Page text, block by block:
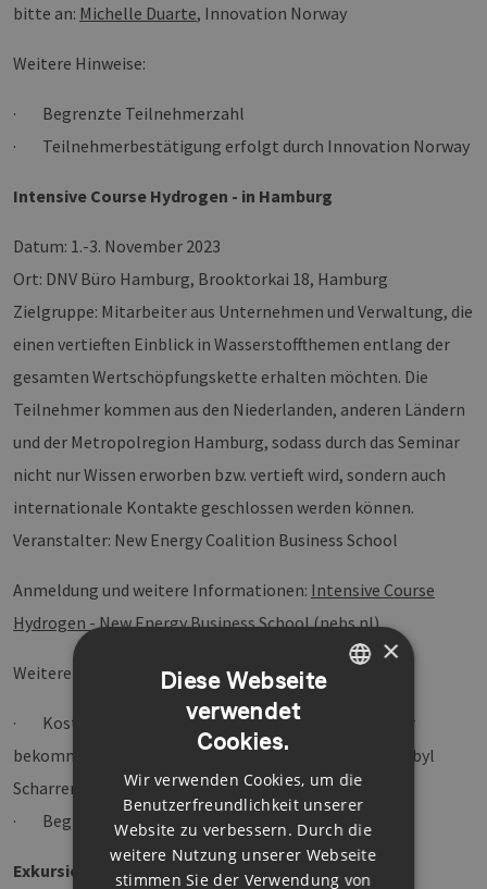
bitte an: Michelle Duarte, Innovation Norway
Weitere Hinweise:
· Begrenzte Teilnehmerzahl
· Teilnehmerbestätigung erfolgt durch Innovation Norway
Intensive Course Hydrogen - in Hamburg
Datum: 1.-3. November 2023
Ort: DNV Büro Hamburg, Brooktorkai 18, Hamburg
Zielgruppe: Mitarbeiter aus Unternehmen und Verwaltung, die
einen vertieften Einblick in Wasserstoffthemen entlang der
gesamten Wertschöpfungskette erhalten möchten. Die
Teilnehmer kommen aus den Niederlanden, anderen Ländern
und der Metropolregion Hamburg, sodass durch das Seminar
nicht nur Wissen erworben bzw. vertieft wird, sondern auch
internationale Kontakte geschlossen werden können.
Veranstalter: New Energy Coalition Business School
Anmeldung und weitere Informationen: Intensive Course
Hydrogen - New Energy Business School (nebs.nl)
Weitere Hinweise:
· Kostenpflichtige Veranstaltung. EEHH-Mitglieder
bekommen einen Discount (bitte sprechen Sie dazu Sibyl
Scharrer an)
· Begrenzte Teilnehmerzahl
Exkursion nach Großbritannien: Besuch des DNV
GERMAN
×
Diese Webseite
verwendet
Cookies.
Wir verwenden Cookies, um die
Benutzerfreundlichkeit unserer
Website zu verbessern. Durch die
weitere Nutzung unserer Webseite
stimmen Sie der Verwendung von